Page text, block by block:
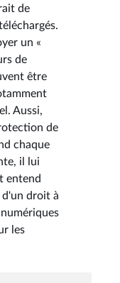
de
un «
de
être
Aussi,
de
chaque
il lui
entend
d'un droit à
les